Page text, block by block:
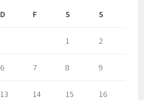
D F S S
1 2
6 7 8 9
13 14 15 16